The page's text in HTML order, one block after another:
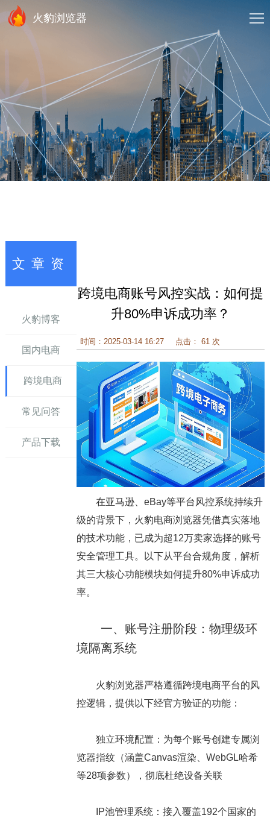
火豹浏览器
文章资
火豹博客
国内电商
跨境电商
常见问答
产品下载
跨境电商账号风控实战：如何提
升80%申诉成功率？
时间：2025-03-14 16:27 点击： 61 次
在亚马逊、eBay等平台风控系统持续升
级的背景下，火豹电商浏览器凭借真实落地
的技术功能，已成为超12万卖家选择的账号
安全管理工具。以下从平台合规角度，解析
其三大核心功能模块如何提升80%申诉成功
率。
一、账号注册阶段：物理级环
境隔离系统
火豹浏览器严格遵循跨境电商平台的风
控逻辑，提供以下经官方验证的功能：
独立环境配置：为每个账号创建专属浏
览器指纹（涵盖Canvas渲染、WebGL哈希
等28项参数），彻底杜绝设备关联
IP池管理系统：接入覆盖192个国家的